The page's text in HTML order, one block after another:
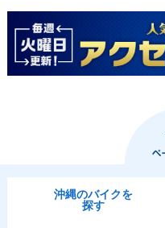
沖縄のバイクを
探す